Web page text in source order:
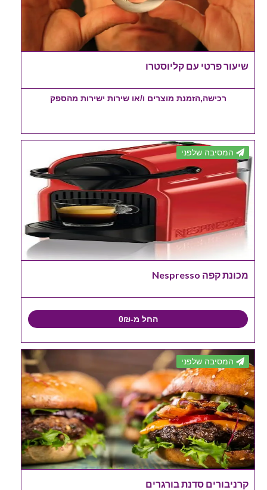
שיעור פרטי עם קליוסטרו
רכישה,הזמנת מוצרים ו/או שירות ישירות מהספק
המסיבה שלפני
מכונת קפה Nespresso
החל מ-0₪
המסיבה שלפני
קרניבורים סדנת בורגרים